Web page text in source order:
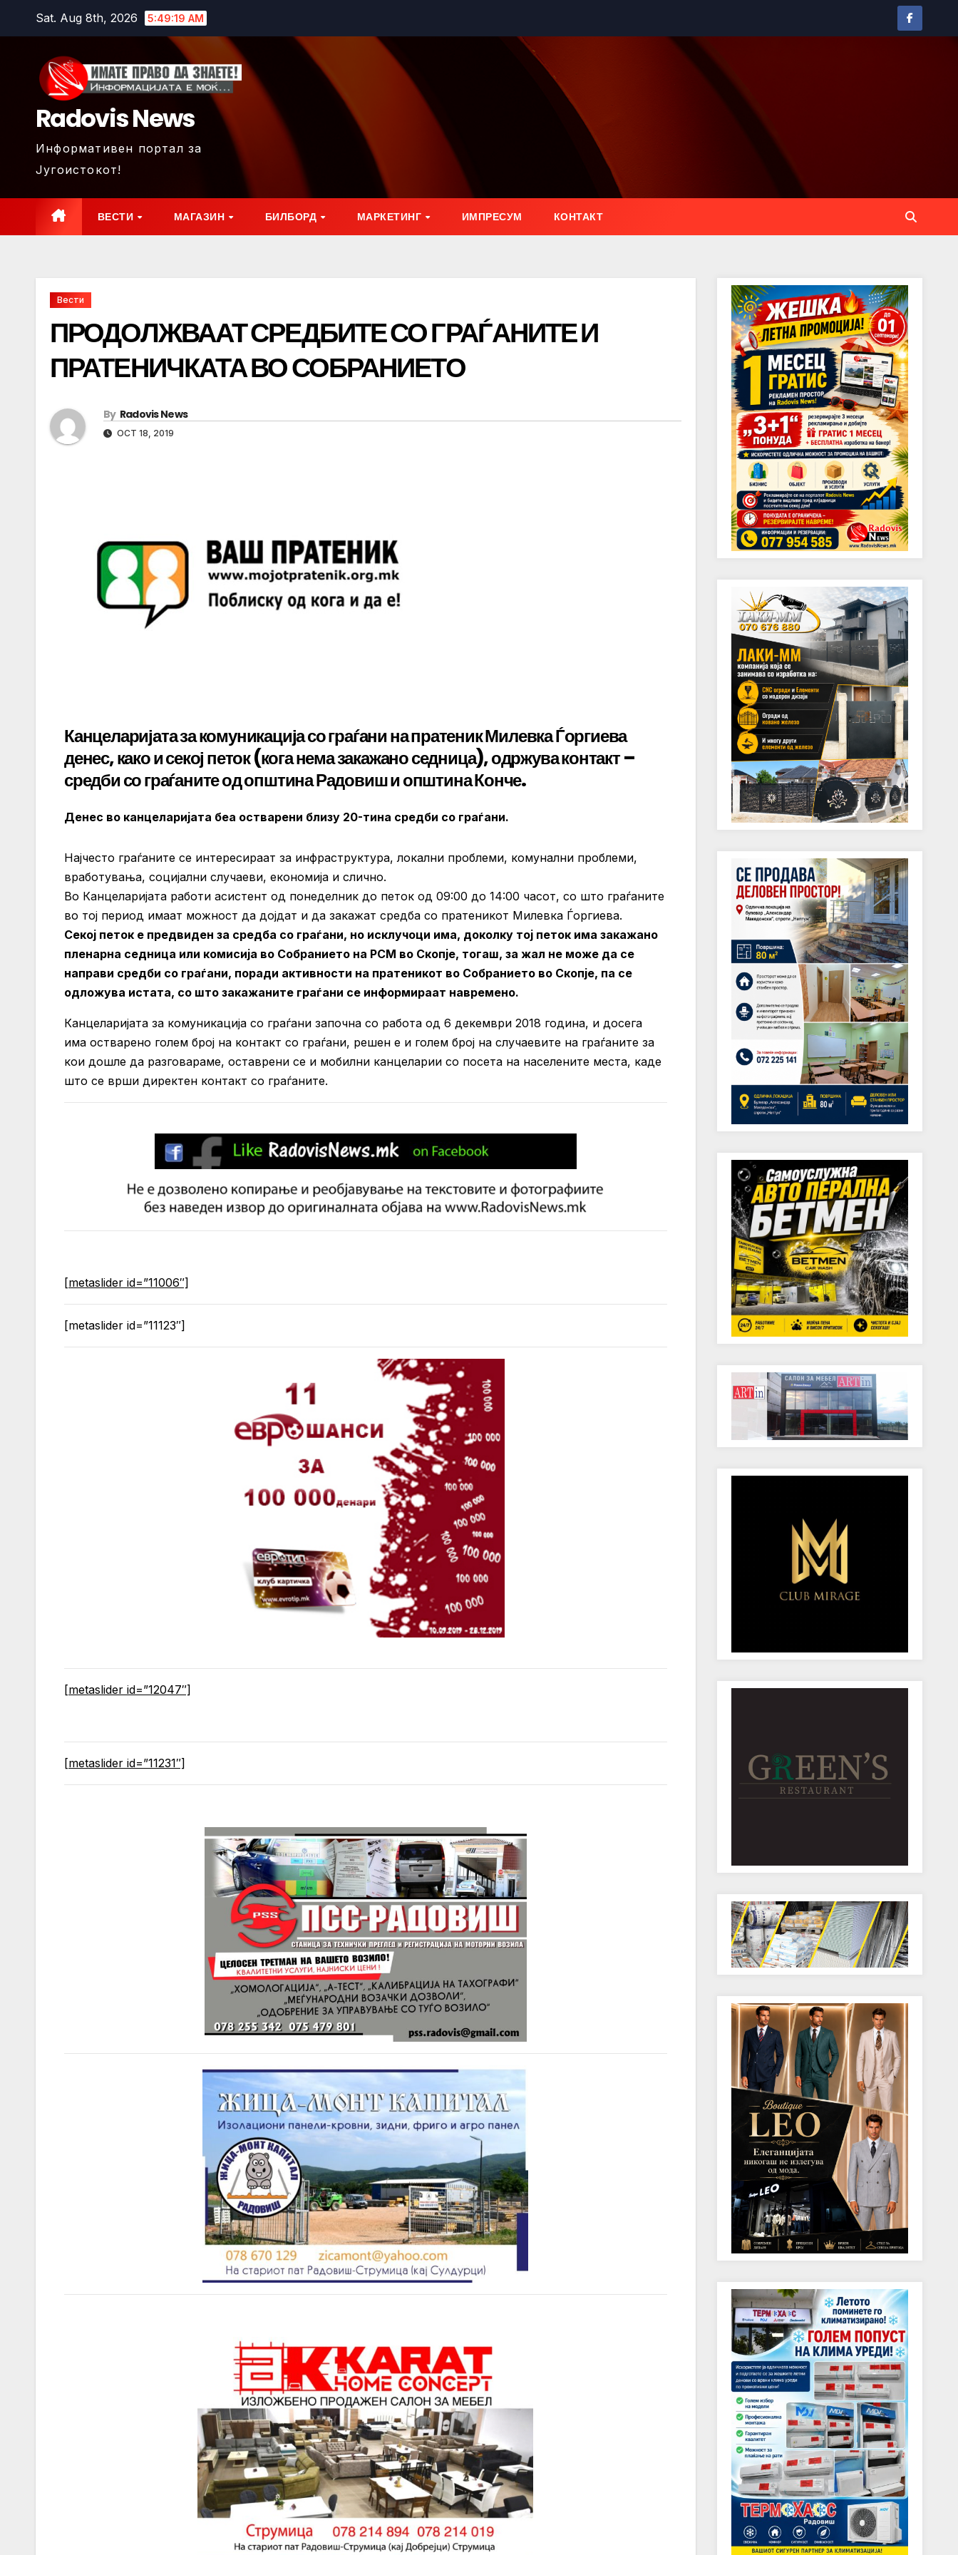
Sat. Aug 8th, 2026 5:49:21 AM
Radovis News
Информативен портал за
Југоистокот!
ВЕСТИ МАГАЗИН БИЛБОРД МАРКЕТИНГ ИМПРЕСУМ КОНТАКТ
Вести
ПРОДОЛЖВААТ СРЕДБИТЕ СО ГРАЃАНИТЕ И
ПРАТЕНИЧКАТА ВО СОБРАНИЕТО
By Radovis News
OCT 18, 2019
Канцеларијата за комуникација со граѓани на пратеник Милевка Ѓоргиева
денес, како и секој петок (кога нема закажано седница), одржува контакт –
средби со граѓаните од општина Радовиш и општина Конче.
Денес во канцеларијата беа остварени близу 20-тина средби со граѓани.
Најчесто граѓаните се интересираат за инфраструктура, локални проблеми, комунални проблеми,
вработувања, социјални случаеви, економија и слично.
Во Канцеларијата работи асистент од понеделник до петок од 09:00 до 14:00 часот, со што граѓаните
во тој период имаат можност да дојдат и да закажат средба со пратеникот Милевка Ѓоргиева.
Секој петок е предвиден за средба со граѓани, но исклучоци има, доколку тој петок има закажано
пленарна седница или комисија во Собранието на РСМ во Скопје, тогаш, за жал не може да се
направи средби со граѓани, поради активности на пратеникот во Собранието во Скопје, па се
одложува истата, со што закажаните граѓани се информираат навремено.
Канцеларијата за комуникација со граѓани започна со работа од 6 декември 2018 година, и досега
има остварено голем број на контакт со граѓани, решен е и голем број на случаевите на граѓаните за
кои дошле да разговараме, оставрени се и мобилни канцеларии со посета на населените места, каде
што се врши директен контакт со граѓаните.
[metaslider id=”11006″]
[metaslider id=”11123″]
[metaslider id=”12047″]
[metaslider id=”11231″]